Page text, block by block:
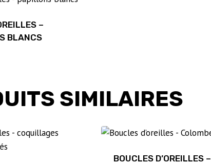
–
BLANCS
SIMILAIRES
BOUCLES D’OREILLES –